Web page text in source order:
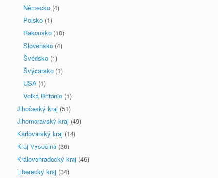
Německo (4)
Polsko (1)
Rakousko (10)
Slovensko (4)
Švédsko (1)
Švýcarsko (1)
USA (1)
Velká Británie (1)
Jihočeský kraj (51)
Jihomoravský kraj (49)
Karlovarský kraj (14)
Kraj Vysočina (36)
Královehradecký kraj (46)
Liberecký kraj (34)